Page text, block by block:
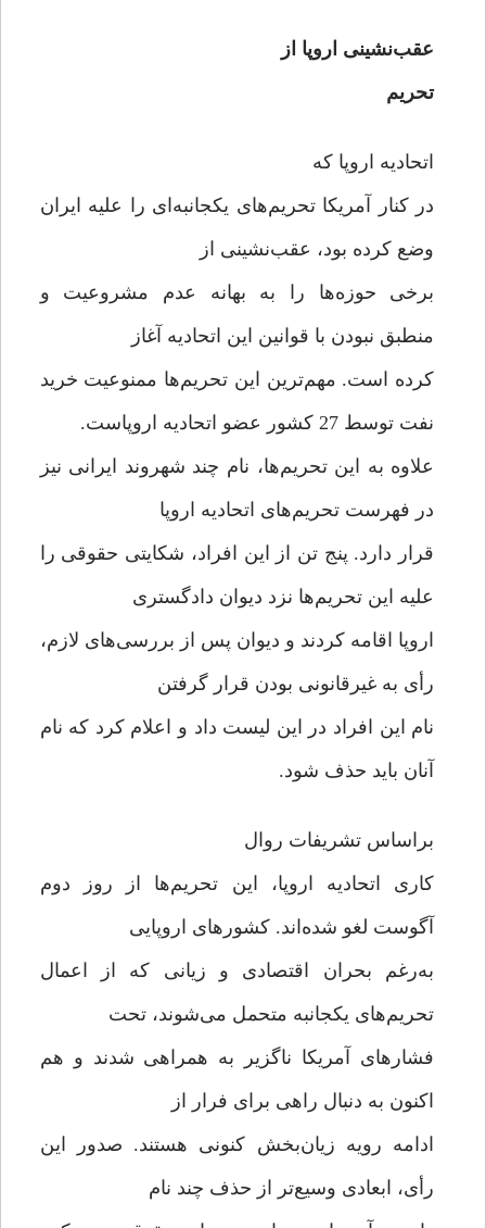
عقب‌نشینی اروپا از
تحریم
اتحادیه اروپا که
در کنار آمریکا تحریم‌های یکجانبه‌ای را علیه ایران
وضع کرده بود، عقب‌نشینی از
برخی حوزه‌ها را به بهانه عدم مشروعیت و
منطبق نبودن با قوانین این اتحادیه آغاز
کرده است. مهم‌ترین این تحریم‌ها ممنوعیت خرید
نفت توسط 27 کشور عضو اتحادیه اروپاست.
علاوه به این تحریم‌ها، نام چند شهروند ایرانی نیز
در فهرست تحریم‌های اتحادیه اروپا
قرار دارد. پنج تن از این افراد، شکایتی حقوقی را
علیه این تحریم‌ها نزد دیوان دادگستری
اروپا اقامه کردند و دیوان پس از بررسی‌های لازم،
رأی به غیرقانونی بودن قرار گرفتن
نام این افراد در این لیست داد و اعلام کرد که نام
آنان باید حذف شود.
براساس تشریفات روال
کاری اتحادیه اروپا، این تحریم‌ها از روز دوم
آگوست لغو شده‌اند. کشورهای اروپایی
به‌رغم بحران اقتصادی و زیانی که از اعمال
تحریم‌های یکجانبه متحمل می‌شوند، تحت
فشارهای آمریکا ناگزیر به همراهی شدند و هم
اکنون به دنبال راهی برای فرار از
ادامه رویه زیان‌بخش کنونی هستند. صدور این
رأی، ابعادی وسیع‌تر از حذف چند نام